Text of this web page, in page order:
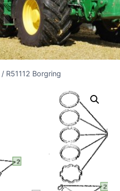
/ R51112 Borgring